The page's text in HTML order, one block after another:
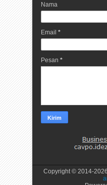
Nama
Email *
Pesan *
Copyright © 2014-2026